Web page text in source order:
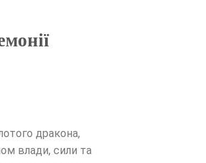
дракона,
влади, сили та